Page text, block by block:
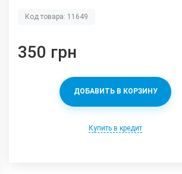
Код товара: 11649
350 грн
ДОБАВИТЬ В КОРЗИНУ
Купить в кредит